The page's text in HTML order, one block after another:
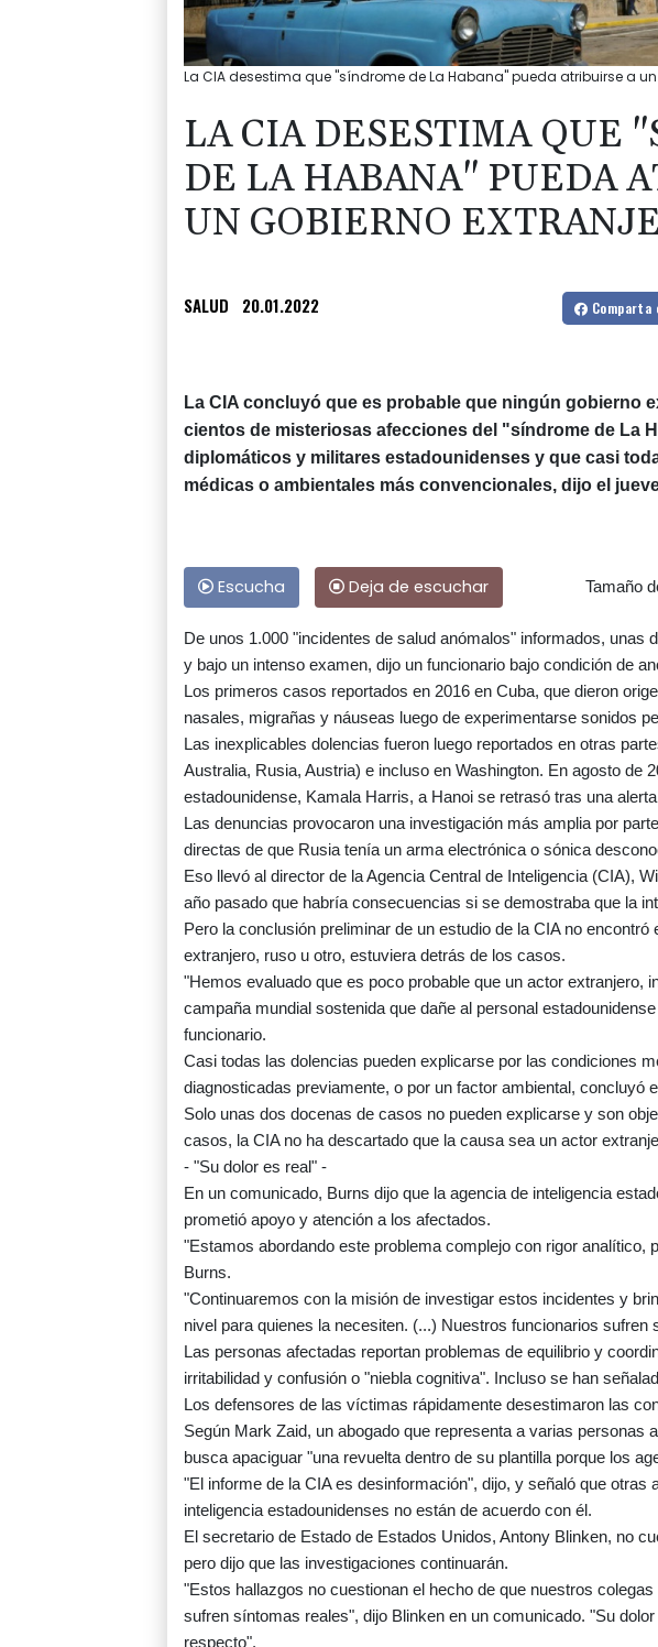
La CIA desestima que "síndrome de La Habana" pueda atribuirse a
LA CIA DESESTIMA QUE
DE LA HABANA" PUEDA
UN GOBIERNO
SALUD 20.01.2022 Comparta
La CIA concluyó que es probable que ningún gobierno
cientos de misteriosas afecciones del "síndrome de La
diplomáticos y militares estadounidenses y que casi
médicas o ambientales más convencionales, dijo el
Escucha Deja de escuchar Tamaño
De unos 1.000 "incidentes de salud anómalos" informados, unas
y bajo un intenso examen, dijo un funcionario bajo condición de
Los primeros casos reportados en 2016 en Cuba, que dieron
nasales, migrañas y náuseas luego de experimentarse sonidos
Las inexplicables dolencias fueron luego reportados en otras
Australia, Rusia, Austria) e incluso en Washington. En agosto de
estadounidense, Kamala Harris, a Hanoi se retrasó tras una
Las denuncias provocaron una investigación más amplia por
directas de que Rusia tenía un arma electrónica o sónica
Eso llevó al director de la Agencia Central de Inteligencia (CIA),
año pasado que habría consecuencias si se demostraba que la
Pero la conclusión preliminar de un estudio de la CIA no encontró
extranjero, ruso u otro, estuviera detrás de los casos.
"Hemos evaluado que es poco probable que un actor extranjero,
campaña mundial sostenida que dañe al personal
funcionario.
Casi todas las dolencias pueden explicarse por las condiciones
diagnosticadas previamente, o por un factor ambiental, concluyó
Solo unas dos docenas de casos no pueden explicarse y son
casos, la CIA no ha descartado que la causa sea un actor
- "Su dolor es real" -
En un comunicado, Burns dijo que la agencia de inteligencia
prometió apoyo y atención a los afectados.
"Estamos abordando este problema complejo con rigor analítico,
Burns.
"Continuaremos con la misión de investigar estos incidentes y
nivel para quienes la necesiten. (...) Nuestros funcionarios sufren
Las personas afectadas reportan problemas de equilibrio y
irritabilidad y confusión o "niebla cognitiva". Incluso se han
Los defensores de las víctimas rápidamente desestimaron las
Según Mark Zaid, un abogado que representa a varias personas
busca apaciguar "una revuelta dentro de su plantilla porque los
"El informe de la CIA es desinformación", dijo, y señaló que otras
inteligencia estadounidenses no están de acuerdo con él.
El secretario de Estado de Estados Unidos, Antony Blinken, no
pero dijo que las investigaciones continuarán.
"Estos hallazgos no cuestionan el hecho de que nuestros
sufren síntomas reales", dijo Blinken en un comunicado. "Su
respecto".